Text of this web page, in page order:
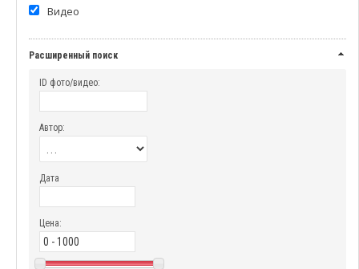
Видео
Расширенный поиск
ID фото/видео:
Автор:
Дата
Цена: